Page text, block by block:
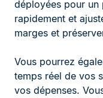
déployées pour un
rapidement et
marges et
Vous pourrez
temps réel de vos
vos dépenses.